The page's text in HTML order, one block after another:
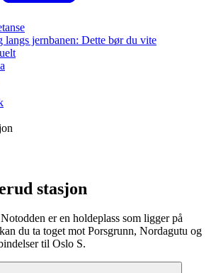
langs jernbanen: Dette bør du vite
stasjon
er en holdeplass som ligger på
du ta toget mot Porsgrunn, Nordagutu og
til Oslo S.